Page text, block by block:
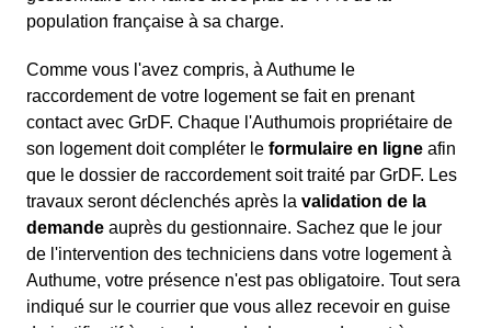
population française à sa charge.
Comme vous l'avez compris, à Authume le
raccordement de votre logement se fait en prenant
contact avec GrDF. Chaque l'Authumois propriétaire de
son logement doit compléter le formulaire en ligne afin
que le dossier de raccordement soit traité par GrDF. Les
travaux seront déclenchés après la validation de la
demande auprès du gestionnaire. Sachez que le jour
de l'intervention des techniciens dans votre logement à
Authume, votre présence n'est pas obligatoire. Tout sera
indiqué sur le courrier que vous allez recevoir en guise